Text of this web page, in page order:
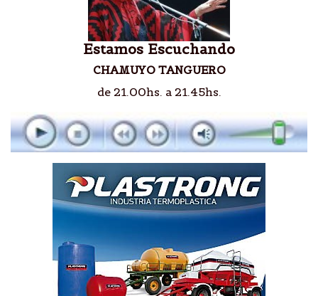
Estamos Escuchando
CHAMUYO TANGUERO
de 21.00hs. a 21.45hs.